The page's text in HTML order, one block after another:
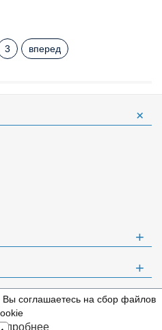
3 вперед
⇩
Вы соглашаетесь на сбор файлов